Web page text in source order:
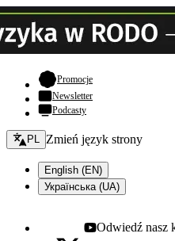
Promocje- otwiera się w nowej
Newsletter
Podcasty
Zmień język - bieżący:
PL Zmień język strony
English (EN)
Українська (UA)
Youtube - otwiera się
Odwiedź nasz